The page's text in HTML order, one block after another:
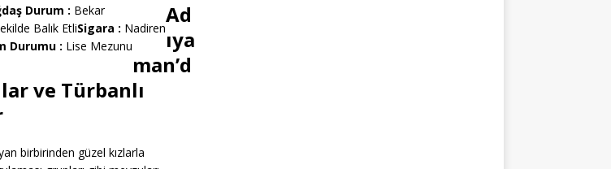
Durum : Bekar
Balık EtliSigara : Nadiren
Durumu : Lise Mezunu
Ad
ıya
man’d
ve Türbanlı
birbirinden güzel kızlarla